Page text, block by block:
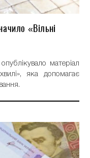
«Вільні
матеріал
яка допомагає